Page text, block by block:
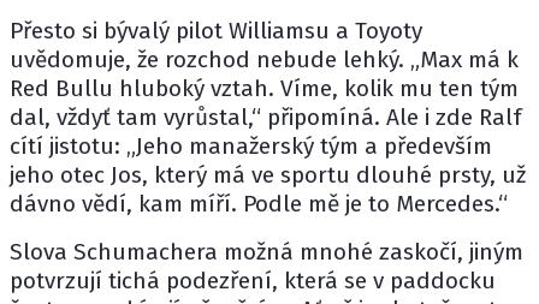
Přesto si bývalý pilot Williamsu a Toyoty
uvědomuje, že rozchod nebude lehký. „Max má k
Red Bullu hluboký vztah. Víme, kolik mu ten tým
dal, vždyť tam vyrůstal,“ připomíná. Ale i zde Ralf
cítí jistotu: „Jeho manažerský tým a především
jeho otec Jos, který má ve sportu dlouhé prsty, už
dávno vědí, kam míří. Podle mě je to Mercedes.“
Slova Schumachera možná mnohé zaskočí, jiným
potvrzují tichá podezření, která se v paddocku